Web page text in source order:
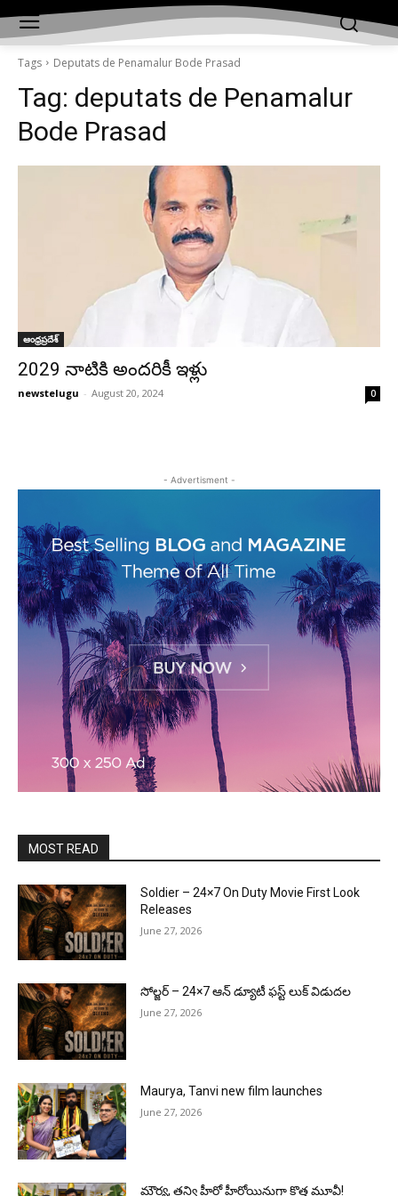
Tags Deputats de Penamalur Bode Prasad
Tag: deputats de Penamalur
Bode Prasad
ఆంధ్రప్రదేశ్‌
2029 నాటికి అంద‌రికీ ఇళ్లు
newstelugu - August 20, 2024 0
- Advertisment -
MOST READ
Soldier – 24×7 On Duty Movie First Look
Releases
June 27, 2026
సోల్జర్ – 24×7 ఆన్ డ్యూటీ ఫస్ట్ లుక్ విడుదల
June 27, 2026
Maurya, Tanvi new film launches
June 27, 2026
మౌర్య‌, త‌న్వి హీరో హీరోయిన్లుగా కొత్త మూవీ!